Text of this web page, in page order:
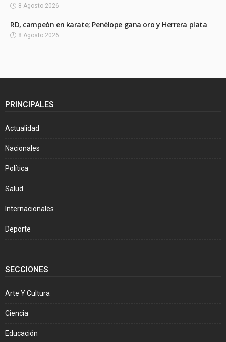
8 Agosto 2026
RD, campeón en karate; Penélope gana oro y Herrera plata
8 Agosto 2026
PRINCIPALES
Actualidad
Nacionales
Política
Salud
Internacionales
Deporte
SECCIONES
Arte Y Cultura
Ciencia
Educación